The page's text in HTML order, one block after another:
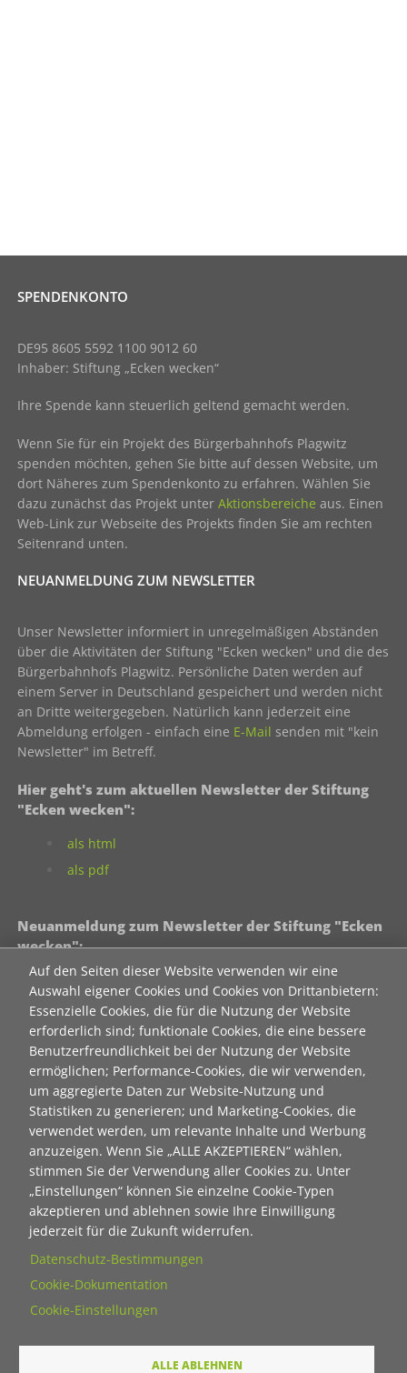
Auf den Seiten dieser Website verwenden wir eine
Auswahl eigener Cookies und Cookies von Drittanbietern:
Essenzielle Cookies, die für die Nutzung der Website
erforderlich sind; funktionale Cookies, die eine bessere
Benutzerfreundlichkeit bei der Nutzung der Website
ermöglichen; Performance-Cookies, die wir verwenden,
um aggregierte Daten zur Website-Nutzung und
Statistiken zu generieren; und Marketing-Cookies, die
verwendet werden, um relevante Inhalte und Werbung
anzuzeigen. Wenn Sie „ALLE AKZEPTIEREN“ wählen,
stimmen Sie der Verwendung aller Cookies zu. Unter
„Einstellungen“ können Sie einzelne Cookie-Typen
akzeptieren und ablehnen sowie Ihre Einwilligung
jederzeit für die Zukunft widerrufen.
Datenschutz-Bestimmungen
Cookie-Dokumentation
Cookie-Einstellungen
ALLE ABLEHNEN
SPENDENKONTO
DE95 8605 5592 1100 9012 60
Inhaber: Stiftung „Ecken wecken“
Ihre Spende kann steuerlich geltend gemacht werden.
Wenn Sie für ein Projekt des Bürgerbahnhofs Plagwitz
spenden möchten, gehen Sie bitte auf dessen Website, um
dort Näheres zum Spendenkonto zu erfahren. Wählen Sie
dazu zunächst das Projekt unterAktionsbereiche aus. Einen
Web-Link zur Webseite des Projekts finden Sie am rechten
Seitenrand unten.
NEUANMELDUNG ZUM NEWSLETTER
Unser Newsletter informiert in unregelmäßigen Abständen
über die Aktivitäten der Stiftung "Ecken wecken" und die des
Bürgerbahnhofs Plagwitz. Persönliche Daten werden auf
einem Server in Deutschland gespeichert und werden nicht
an Dritte weitergegeben. Natürlich kann jederzeit eine
Abmeldung erfolgen - einfach eine E-Mail senden mit "kein
Newsletter" im Betreff.
Hier geht's zum aktuellen Newsletter der Stiftung
"Ecken wecken":
als html
als pdf
Neuanmeldung zum Newsletter der Stiftung "Ecken
wecken":
Contact 1
Anrede
Vorname
Nachname
E-Mail
Wie dürfen wir Sie in Zukunft ansprechen